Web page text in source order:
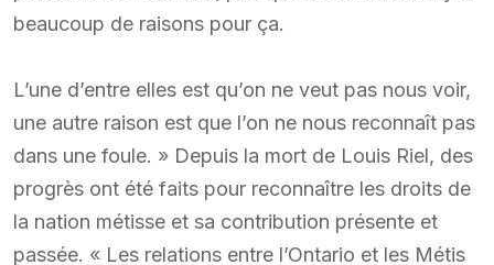
beaucoup de raisons pour ça.
L’une d’entre elles est qu’on ne veut pas nous voir,
une autre raison est que l’on ne nous reconnaît pas
dans une foule. » Depuis la mort de Louis Riel, des
progrès ont été faits pour reconnaître les droits de
la nation métisse et sa contribution présente et
passée. « Les relations entre l’Ontario et les Métis